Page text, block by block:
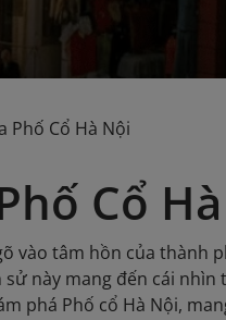
Phố Cổ Hà Nội
Cổ
vào tâm hồn của thành
này mang đến cái nhìn
phá Phố cổ Hà Nội,